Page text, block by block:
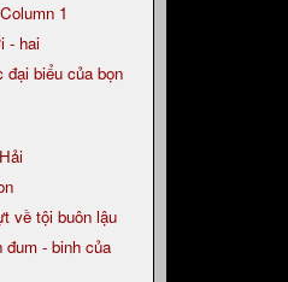
1
- hai
đại biểu của bọn
về tội buôn lậu
- binh của